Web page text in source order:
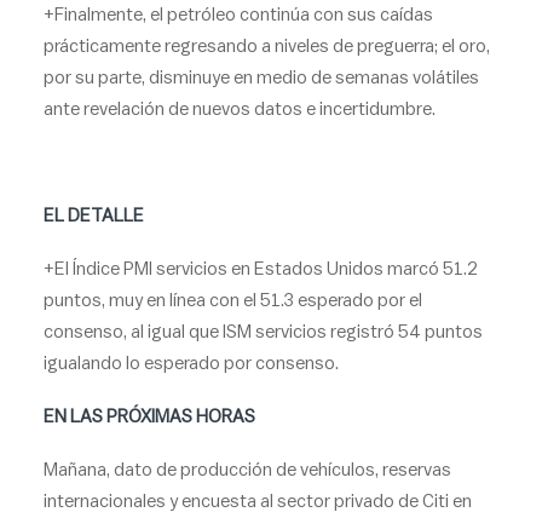
+Finalmente, el petróleo continúa con sus caídas
prácticamente regresando a niveles de preguerra; el oro,
por su parte, disminuye en medio de semanas volátiles
ante revelación de nuevos datos e incertidumbre.
EL DETALLE
+El Índice PMI servicios en Estados Unidos marcó 51.2
puntos, muy en línea con el 51.3 esperado por el
consenso, al igual que ISM servicios registró 54 puntos
igualando lo esperado por consenso.
EN LAS PRÓXIMAS HORAS
Mañana, dato de producción de vehículos, reservas
internacionales y encuesta al sector privado de Citi en